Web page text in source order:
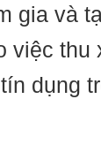
gia và
việc thu
dụng